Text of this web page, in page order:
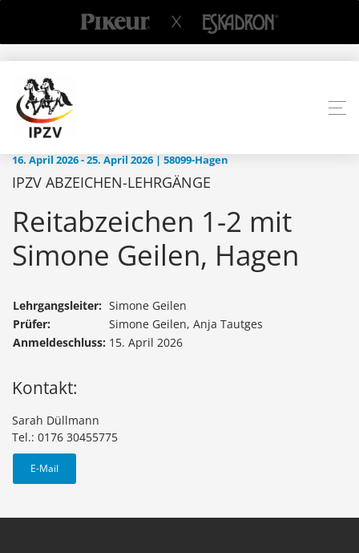
16. April 2026 - 25. April 2026 | 58099-Hagen
IPZV ABZEICHEN-LEHRGÄNGE
Reitabzeichen 1-2 mit
Simone Geilen, Hagen
Lehrgangsleiter: Simone Geilen
Prüfer:
Simone Geilen, Anja Tautges
Anmeldeschluss: 15. April 2026
Kontakt:
Sarah Düllmann
Tel.: 0176 30455775
E-Mail